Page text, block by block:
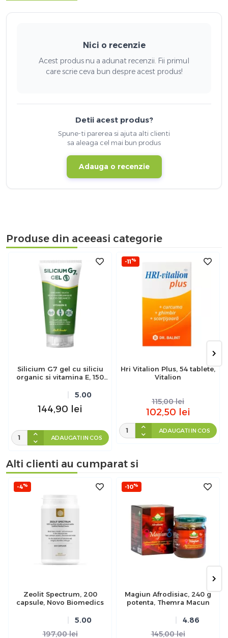
Nici o recenzie
Acest produs nu a adunat recenzii. Fii primul
care scrie ceva bun despre acest produs!
Detii acest produs?
Spune-ti parerea si ajuta alti clienti
sa aleaga cel mai bun produs
Adauga o recenzie
Produse din aceeasi categorie
Silicium G7 gel cu siliciu
organic si vitamina E, 150
5.00
144,90 lei
ADAUGATI IN COS
-11%
Hri Vitalion Plus, 54 tablete,
Vitalion
115,00 lei
102,50 lei
ADAUGATI IN COS
Alti clienti au cumparat si
-4%
Zeolit Spectrum, 200
capsule, Novo Biomedics
5.00
197,00 lei
-10%
Magiun Afrodisiac, 240 g
potenta, Themra Macun
4.86
145,00 lei